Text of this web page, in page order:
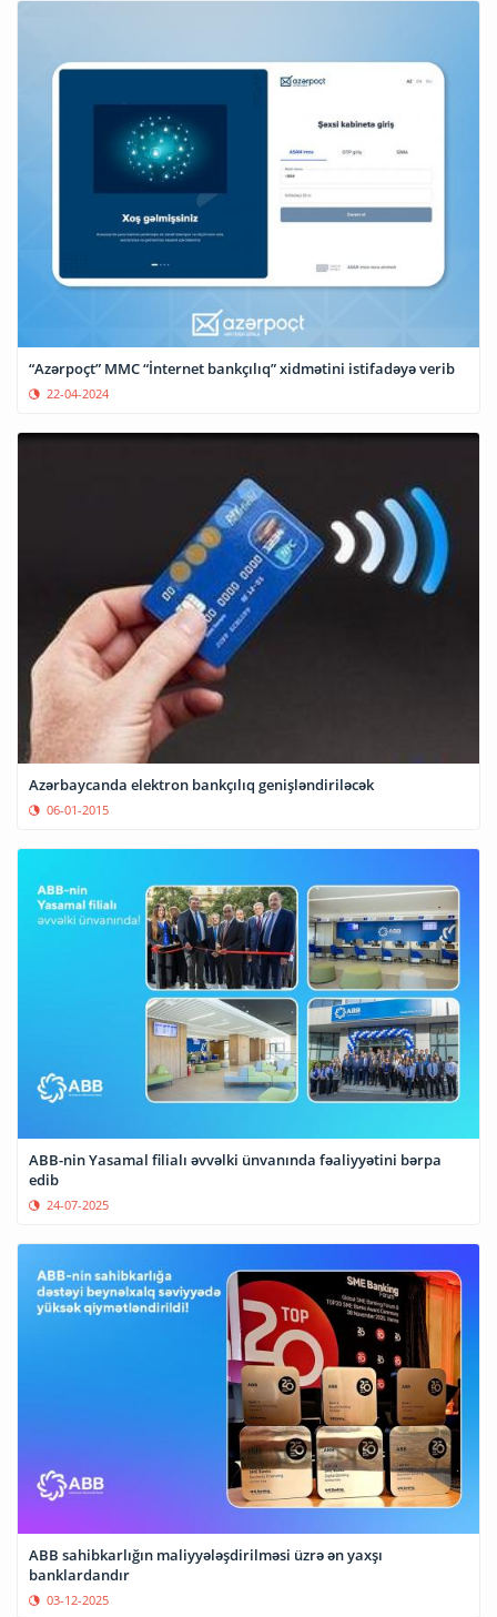
“Azərpoçt” MMC “İnternet bankçılıq” xidmətini istifadəyə verib
22-04-2024
Azərbaycanda elektron bankçılıq genişləndiriləcək
06-01-2015
ABB-nin Yasamal filialı əvvəlki ünvanında fəaliyyətini bərpa
edib
24-07-2025
ABB sahibkarlığın maliyyələşdirilməsi üzrə ən yaxşı
banklardandır
03-12-2025